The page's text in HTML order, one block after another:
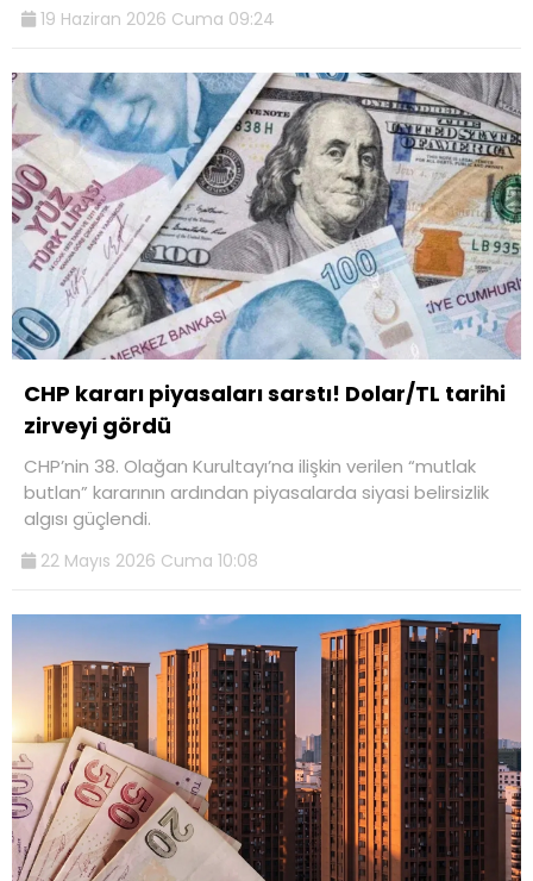
19 Haziran 2026 Cuma 09:24
CHP kararı piyasaları sarstı! Dolar/TL tarihi
zirveyi gördü
CHP’nin 38. Olağan Kurultayı’na ilişkin verilen “mutlak
butlan” kararının ardından piyasalarda siyasi belirsizlik
algısı güçlendi.
22 Mayıs 2026 Cuma 10:08